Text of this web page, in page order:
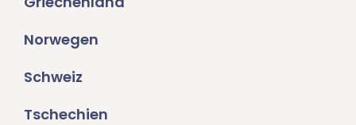
Norwegen
Schweiz
Tschechien